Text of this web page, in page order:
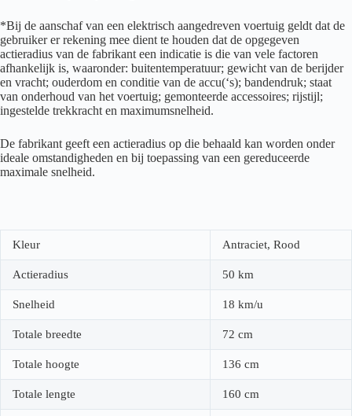
*Bij de aanschaf van een elektrisch aangedreven voertuig geldt dat de
gebruiker er rekening mee dient te houden dat de opgegeven
actieradius van de fabrikant een indicatie is die van vele factoren
afhankelijk is, waaronder: buitentemperatuur; gewicht van de berijder
en vracht; ouderdom en conditie van de accu(‘s); bandendruk; staat
van onderhoud van het voertuig; gemonteerde accessoires; rijstijl;
ingestelde trekkracht en maximumsnelheid.
De fabrikant geeft een actieradius op die behaald kan worden onder
ideale omstandigheden en bij toepassing van een gereduceerde
maximale snelheid.
Kleur Antraciet, Rood
Actieradius 50 km
Snelheid 18 km/u
Totale breedte 72 cm
Totale hoogte 136 cm
Totale lengte 160 cm